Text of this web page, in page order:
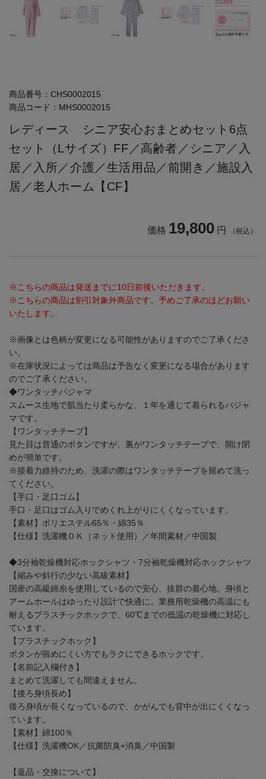
商品番号： CHS0002015
商品コード： MHS0002015
レディース シニア安心おまとめセット6点
セット（Lサイズ）FF／高齢者／シニア／入
居／入所／介護／生活用品／前開き／施設入
居／老人ホーム【CF】
価格 19,800 円 （税込）
※こちらの商品は発送までに10日前後いただきます。
※こちらの商品は割引対象外商品です。予めご了承のほどお願い
いたします。
※画像とは色柄が変更になる可能性がありますのでご了承くださ
い。
※在庫状況によっては商品は予告なく変更になる場合があります
のでご了承ください。
◆ワンタッチパジャマ
スムース生地で肌当たり柔らかな、１年を通じて着られるパジャ
マです。
【ワンタッチテープ】
見た目は普通のボタンですが、裏がワンタッチテープで、開け閉
めが簡単です。
※接着力維持のため、洗濯の際はワンタッチテープを留めて洗っ
てください。
【手口・足口ゴム】
手口・足口はゴム入りでめくれ上がりにくくなっています。
【素材】ポリエステル65％・綿35％
【仕様】洗濯機ＯＫ（ネット使用）／年間素材／中国製
◆3分袖乾燥機対応ホックシャツ・7分袖乾燥機対応ホックシャツ
【縮みや斜行の少ない高級素材】
国産の高級綿糸を使用しているので安心、抜群の着心地。身頃と
アームホールはゆったり設計で快適に。業務用乾燥機の高温にも
耐えるプラスチックホックで、60℃までの低温の乾燥機に対応し
ています。
【プラスチックホック】
ボタンが留めにくい方でもラクにできるホックです。
【名前記入欄付き】
まとめて洗濯しても間違えません。
【後ろ身頃長め】
後ろ身頃が長くなっているので、かがんでも背中が出にくくなっ
ています。
【素材】綿100％
【仕様】洗濯機OK／抗菌防臭+消臭／中国製
【返品・交換について】